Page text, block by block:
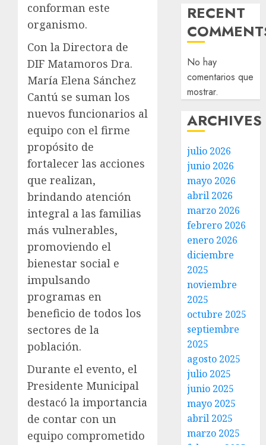
conforman este
organismo.
Con la Directora de
DIF Matamoros Dra.
María Elena Sánchez
Cantú se suman los
nuevos funcionarios al
equipo con el firme
propósito de
fortalecer las acciones
que realizan,
brindando atención
integral a las familias
más vulnerables,
promoviendo el
bienestar social e
impulsando
programas en
beneficio de todos los
sectores de la
población.
Durante el evento, el
Presidente Municipal
destacó la importancia
de contar con un
equipo comprometido
RECENT
No hay
comentarios que
mostrar.
ARCHIVES
julio 2026
junio 2026
mayo 2026
abril 2026
marzo 2026
febrero 2026
enero 2026
diciembre
2025
noviembre
2025
octubre 2025
septiembre
2025
agosto 2025
julio 2025
junio 2025
mayo 2025
abril 2025
marzo 2025